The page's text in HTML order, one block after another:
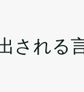
される